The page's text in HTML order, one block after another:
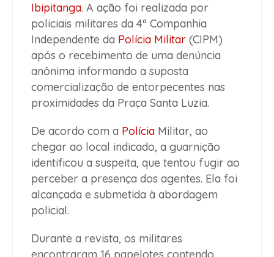
Ibipitanga. A ação foi realizada por
policiais militares da 4ª Companhia
Independente da Polícia Militar (CIPM)
após o recebimento de uma denúncia
anônima informando a suposta
comercialização de entorpecentes nas
proximidades da Praça Santa Luzia.
De acordo com a Polícia Militar, ao
chegar ao local indicado, a guarnição
identificou a suspeita, que tentou fugir ao
perceber a presença dos agentes. Ela foi
alcançada e submetida à abordagem
policial.
Durante a revista, os militares